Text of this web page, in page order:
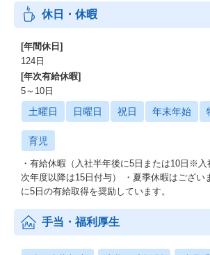
休日・休暇
[年間休日]
124日
[年次有給休暇]
5～10日
土曜日 日曜日 祝日 年末年始
育児
・有給休暇（入社半年後に5日または10日※入
次年度以降は15日付与） ・夏季休暇はござい
に5日の有給取得を奨励しています。
手当・福利厚生